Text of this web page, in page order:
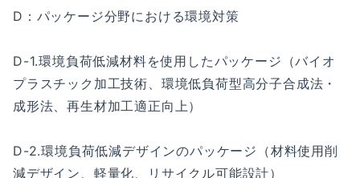
D：パッケージ分野における環境対策
D-1.環境負荷低減材料を使用したパッケージ（バイオ
プラスチック加工技術、環境低負荷型高分子合成法・
成形法、再生材加工適正向上）
D-2.環境負荷低減デザインのパッケージ（材料使用削
減デザイン、軽量化、リサイクル可能設計）